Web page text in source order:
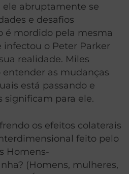
ele abruptamente se
e desafios
é mordido pela mesma
infectou o Peter Parker
realidade. Miles
as mudanças
está passando e
significam para ele.
os efeitos colaterais
feito pelo
Homens-
(Homens, mulheres,